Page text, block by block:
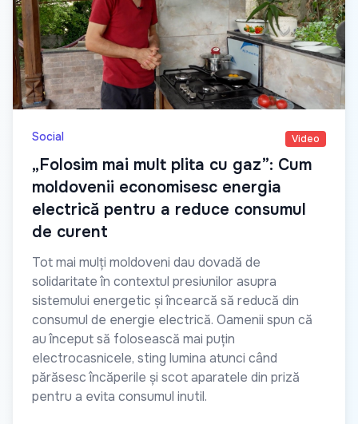
Social Video
„Folosim mai mult plita cu gaz”: Cum
moldovenii economisesc energia
electrică pentru a reduce consumul
de curent
Tot mai mulți moldoveni dau dovadă de
solidaritate în contextul presiunilor asupra
sistemului energetic și încearcă să reducă din
consumul de energie electrică. Oamenii spun că
au început să folosească mai puțin
electrocasnicele, sting lumina atunci când
părăsesc încăperile și scot aparatele din priză
pentru a evita consumul inutil.